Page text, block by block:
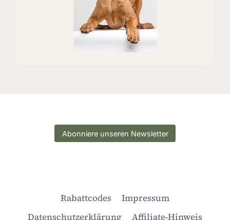
Abonniere unseren Newsletter
Rabattcodes
Impressum
Datenschutzerklärung
Affiliate-Hinweis